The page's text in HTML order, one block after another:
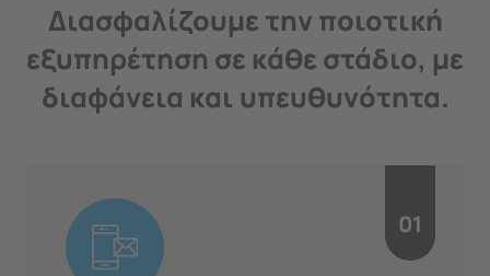
Διασφαλίζουμε την ποιοτική
εξυπηρέτηση σε κάθε στάδιο, με
διαφάνεια και υπευθυνότητα.
01